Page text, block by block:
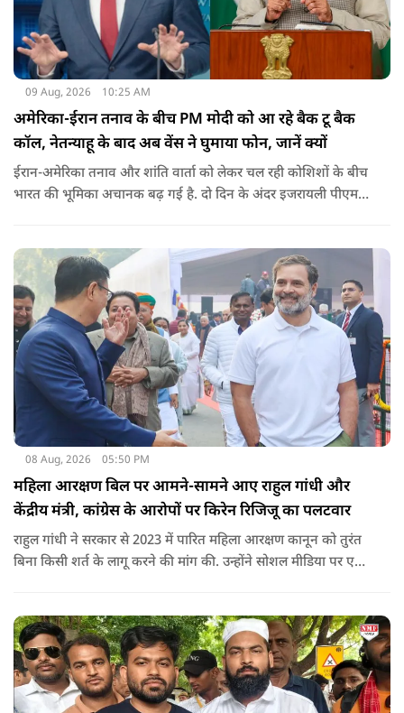
09 Aug, 2026 10:25 AM
अमेरिका-ईरान तनाव के बीच PM मोदी को आ रहे बैक टू बैक
कॉल, नेतन्याहू के बाद अब वेंस ने घुमाया फोन, जानें क्यों
ईरान-अमेरिका तनाव और शांति वार्ता को लेकर चल रही कोशिशों के बीच
भारत की भूमिका अचानक बढ़ गई है. दो दिन के अंदर इजरायली पीएम
08 Aug, 2026 05:50 PM
महिला आरक्षण बिल पर आमने-सामने आए राहुल गांधी और
केंद्रीय मंत्री, कांग्रेस के आरोपों पर किरेन रिजिजू का पलटवार
राहुल गांधी ने सरकार से 2023 में पारित महिला आरक्षण कानून को तुरंत
बिना किसी शर्त के लागू करने की मांग की. उन्होंने सोशल मीडिया पर एक